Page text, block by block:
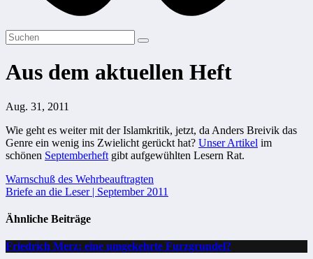
Aus dem aktuellen Heft
Aug. 31, 2011
Wie geht es weiter mit der Islamkritik, jetzt, da Anders Breivik das
Genre ein wenig ins Zwielicht gerückt hat? Unser Artikel im
schönen Septemberheft gibt aufgewühlten Lesern Rat.
Beitragsnavigation
Warnschuß des Wehrbeauftragten
Briefe an die Leser | September 2011
Ähnliche Beiträge
Friedrich Merz: eine umgekehrte Furzgrundel?